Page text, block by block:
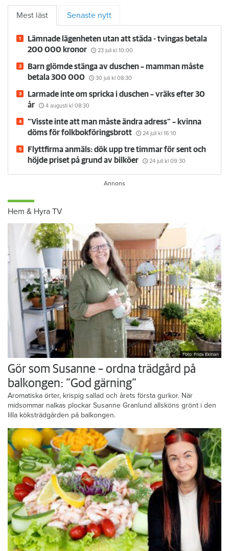
Mest läst Senaste nytt
Lämnade lägenheten utan att städa - tvingas betala
200 000 kronor
23 juli kl 10:00
Barn glömde stänga av duschen – mamman måste
betala 300 000
30 juli kl 08:30
Larmade inte om spricka i duschen – vräks efter 30
år
4 augusti kl 08:30
”Visste inte att man måste ändra adress” – kvinna
döms för folkbokföringsbrott
24 juli kl 16:10
Flyttfirma anmäls: dök upp tre timmar för sent och
höjde priset på grund av bilköer
24 juli kl 09:30
Hem & Hyra TV
Foto: Frida Ekman
Gör som Susanne – ordna trädgård på
balkongen: ”God gärning”
Aromatiska örter, krispig sallad och årets första gurkor. När
midsommar nalkas plockar Susanne Granlund allsköns grönt i den
lilla köksträdgården på balkongen.